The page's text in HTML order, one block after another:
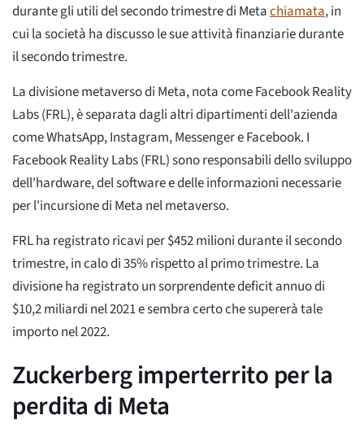
durante gli utili del secondo trimestre di Metachiamata, in
cui la società ha discusso le sue attività finanziarie durante
il secondo trimestre.
La divisione metaverso di Meta, nota come Facebook Reality
Labs (FRL), è separata dagli altri dipartimenti dell'azienda
come WhatsApp, Instagram, Messenger e Facebook. I
Facebook Reality Labs (FRL) sono responsabili dello sviluppo
dell'hardware, del software e delle informazioni necessarie
per l'incursione di Meta nel metaverso.
FRL ha registrato ricavi per $452 milioni durante il secondo
trimestre, in calo di 35% rispetto al primo trimestre. La
divisione ha registrato un sorprendente deficit annuo di
$10,2 miliardi nel 2021 e sembra certo che supererà tale
importo nel 2022.
Zuckerberg imperterrito per la
perdita di Meta